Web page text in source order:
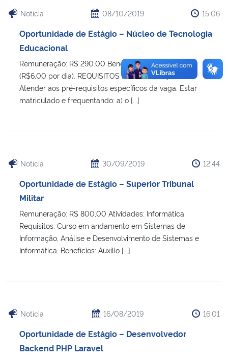
Notícia 08/10/2019 15:06
Oportunidade de Estágio – Núcleo de Tecnologia
Educacional
Remuneração: R$ 290.00 Benefícios: Vale transporte
(R$6,00 por dia). REQUISITOS PARA INSCRIÇÃO:
Atender aos pré-requisitos específicos da vaga. Estar
matriculado e frequentando: a) o [...]
Notícia 30/09/2019 12:44
Oportunidade de Estágio – Superior Tribunal
Militar
Remuneração: R$ 800,00 Atividades: Informática
Requisitos: Curso em andamento em Sistemas de
Informação, Análise e Desenvolvimento de Sistemas e
Informática. Benefícios: Auxílio [...]
Notícia 16/08/2019 16:01
Oportunidade de Estágio – Desenvolvedor
Backend PHP Laravel